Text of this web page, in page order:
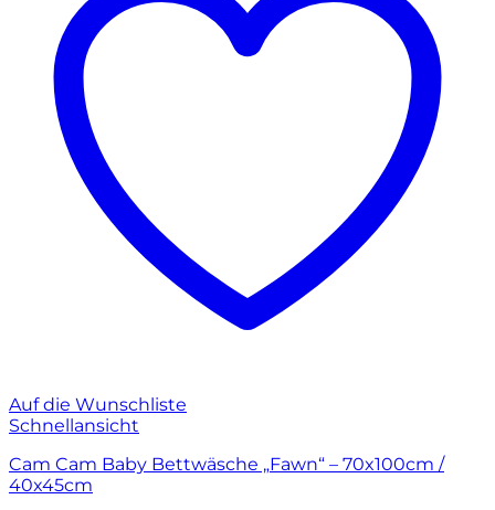
Auf die Wunschliste
Schnellansicht
Cam Cam Baby Bettwäsche „Fawn“ – 70x100cm /
40x45cm